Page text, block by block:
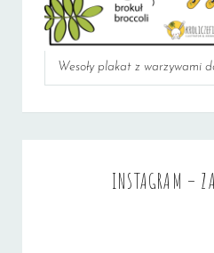
Wesoły plakat z warzywami
INSTAGRAM –